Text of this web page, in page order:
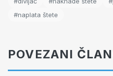
#naplata štete
POVEZANI